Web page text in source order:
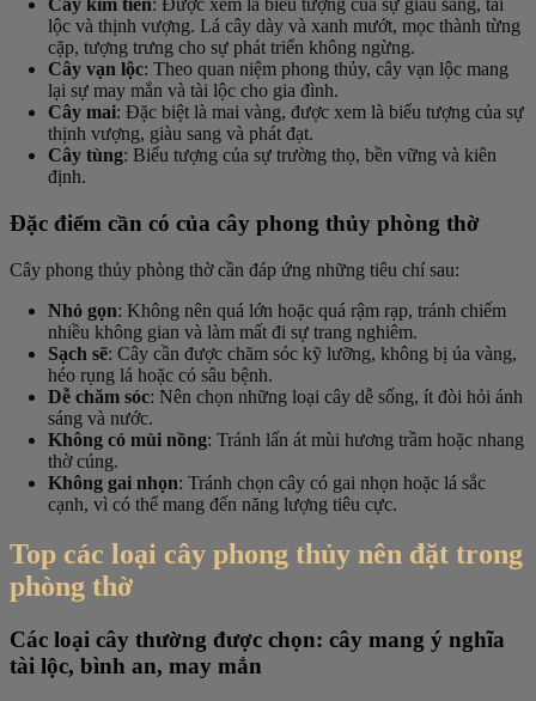
Cây kim tiền: Được xem là biểu tượng của sự giàu sang, tài
lộc và thịnh vượng. Lá cây dày và xanh mướt, mọc thành từng
cặp, tượng trưng cho sự phát triển không ngừng.
Cây vạn lộc: Theo quan niệm phong thủy, cây vạn lộc mang
lại sự may mắn và tài lộc cho gia đình.
Cây mai: Đặc biệt là mai vàng, được xem là biểu tượng của sự
thịnh vượng, giàu sang và phát đạt.
Cây tùng: Biểu tượng của sự trường thọ, bền vững và kiên
định.
Đặc điểm cần có của cây phong thủy phòng thờ
Cây phong thủy phòng thờ cần đáp ứng những tiêu chí sau:
Nhỏ gọn: Không nên quá lớn hoặc quá rậm rạp, tránh chiếm
nhiều không gian và làm mất đi sự trang nghiêm.
Sạch sẽ: Cây cần được chăm sóc kỹ lưỡng, không bị úa vàng,
héo rụng lá hoặc có sâu bệnh.
Dễ chăm sóc: Nên chọn những loại cây dễ sống, ít đòi hỏi ánh
sáng và nước.
Không có mùi nồng: Tránh lấn át mùi hương trầm hoặc nhang
thờ cúng.
Không gai nhọn: Tránh chọn cây có gai nhọn hoặc lá sắc
cạnh, vì có thể mang đến năng lượng tiêu cực.
Top các loại cây phong thủy nên đặt trong
phòng thờ
Các loại cây thường được chọn: cây mang ý nghĩa
tài lộc, bình an, may mắn